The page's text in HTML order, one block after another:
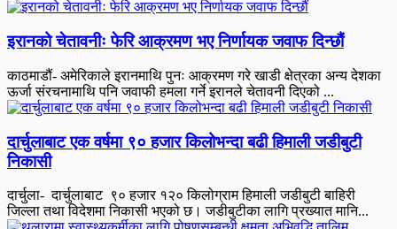
इरानको चेतावनीः फेरि आक्रमण भए निर्णायक जवाफ दिन्छौं
काठमाडौं- अमेरिकाले इरानमाथि पुनः आक्रमण गरे खाडी क्षेत्रका अन्य देशका
ऊर्जा संरचनामाथि पनि जवाफी हमला गर्ने इरानले चेतावनी दिएको ...
दार्चुलाबाट एक वर्षमा ९० हजार किलोभन्दा बढी हिमाली जडीबुटी
निकासी
दार्चुला- दार्चुलाबाट ९० हजार १२० किलोग्राम हिमाली जडीबुटी बाहिरी
जिल्ला तथा विदेशमा निकासी भएको छ। जडीबुटीका लागि प्रख्यात मानि...